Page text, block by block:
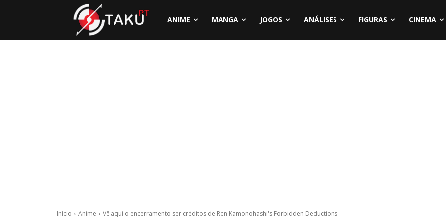
ANIME MANGA JOGOS ANÁLISES FIGURAS CINEMA
Início Anime Vê aqui o encerramento ser créditos de Ron Kamonohashi's Forbidden Deductions